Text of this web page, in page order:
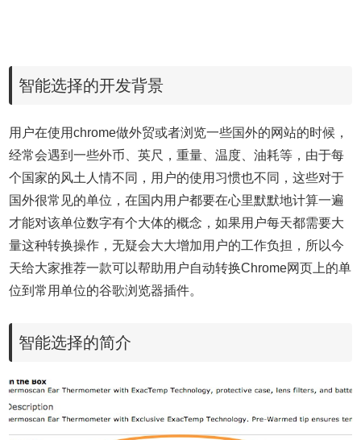
智能选择的开发背景
用户在使用chrome做外贸或者浏览一些国外的网站的时候，
经常会遇到一些外币、英尺，重量、温度、油耗等，由于每
个国家的风土人情不同，用户的使用习惯也不同，这些对于
国外很常见的单位，在国内用户都要在心里默默地计算一遍
才能对该单位数字有个大体的概念，如果用户每天都需要大
量这种转换操作，无疑会大大增加用户的工作负担，所以今
天给大家推荐一款可以帮助用户自动转换Chrome网页上的单
位到常用单位的谷歌浏览器插件。
智能选择的简介